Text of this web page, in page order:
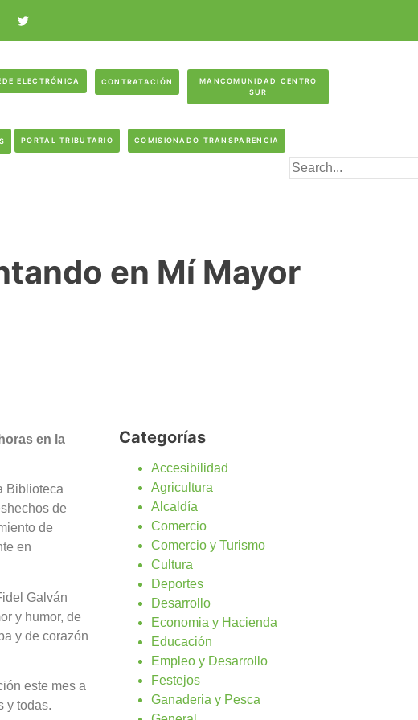
ELECTRÓNICA CONTRATACIÓN
MANCOMUNIDAD CENTRO
SUR
PORTAL TRIBUTARIO COMISIONADO TRANSPARENCIA
en Mí Mayor
en la
Biblioteca
de
de
en
Galván
y humor, de
y de corazón
este mes a
y todas.
Categorías
Accesibilidad
Agricultura
Alcaldía
Comercio
Comercio y Turismo
Cultura
Deportes
Desarrollo
Economia y Hacienda
Educación
Empleo y Desarrollo
Festejos
Ganaderia y Pesca